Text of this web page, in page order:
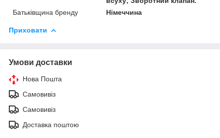
Батьківщина бренду
Німеччина
Приховати
Умови доставки
Нова Пошта
Самовивіз
Самовивіз
Доставка поштою